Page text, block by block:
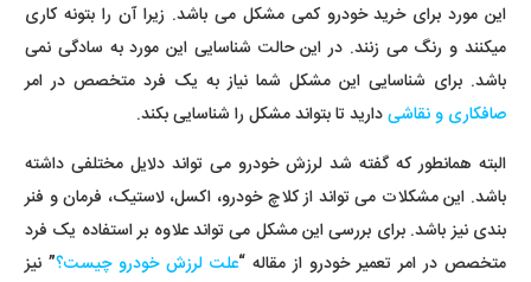
این مورد برای خرید خودرو کمی مشکل می باشد. زیرا آن را بتونه کاری
میکنند و رنگ می زنند. در این حالت شناسایی این مورد به سادگی نمی
باشد. برای شناسایی این مشکل شما نیاز به یک فرد متخصص در امر
صافکاری و نقاشیدارید تا بتواند مشکل را شناسایی بکند.
البته همانطور که گفته شد لرزش خودرو می تواند دلایل مختلفی داشته
باشد. این مشکلات می تواند از کلاچ خودرو، اکسل، لاستیک، فرمان و فنر
بندی نیز باشد. برای بررسی این مشکل می تواند علاوه بر استفاده یک فرد
متخصص در امر تعمیر خودرو از مقاله “علت لرزش خودرو چیست؟” نیز